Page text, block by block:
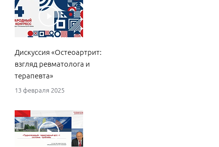
Дискуссия «Остеоартрит:
взгляд ревматолога и
терапевта»
13 февраля 2025